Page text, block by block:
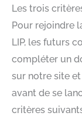
Les trois
Pour rejoindre
LIP, les futurs
compléter un
sur notre site
avant de se
critères